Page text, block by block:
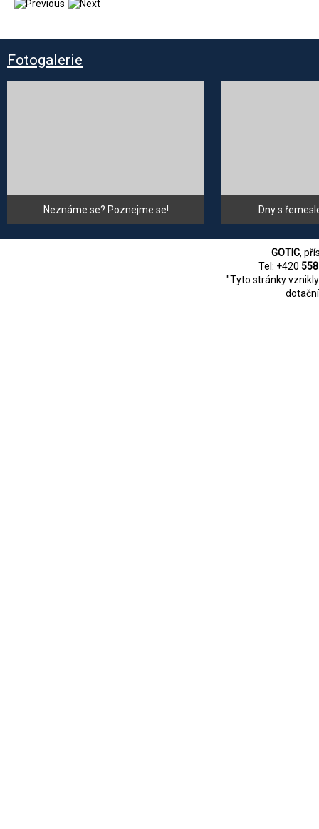
Fotogalerie
Neznáme se? Poznejme se! Dny s
GOTIC,
Tel: +420
"Tyto stránky